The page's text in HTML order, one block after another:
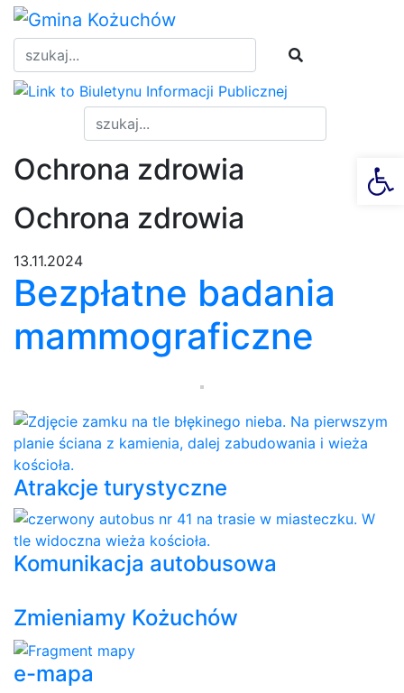
Skip
content
Ochrona zdrowia
Ochrona zdrowia
13.11.2024
Bezpłatne badania
mammograficzne
Atrakcje turystyczne
Komunikacja autobusowa
Zmieniamy Kożuchów
e-mapa